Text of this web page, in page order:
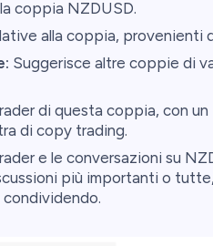
coppia NZDUSD.
alla coppia, provenienti
Suggerisce altre coppie di
di questa coppia, con
di copy trading.
e le conversazioni su
più importanti o